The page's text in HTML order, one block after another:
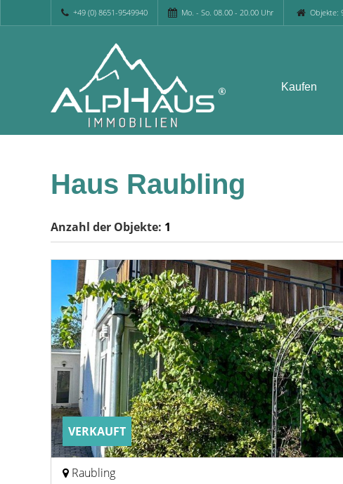
+49 (0) 8651-9549940 Mo. - So. 08.00 - 20.00 Uhr Objekte:
Kaufen
Haus Raubling
Anzahl der Objekte: 1
VERKAUFT
Raubling